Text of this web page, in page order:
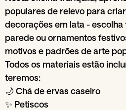
populares de relevo para
decorações em lata -
parede ou ornamentos
motivos e padrões de arte
Todos os materiais estão
teremos:
🌙 Chá de ervas caseiro
✨ Petiscos